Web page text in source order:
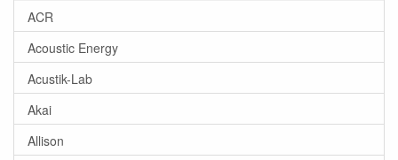
ACR
Acoustic Energy
Acustik-Lab
Akai
Allison